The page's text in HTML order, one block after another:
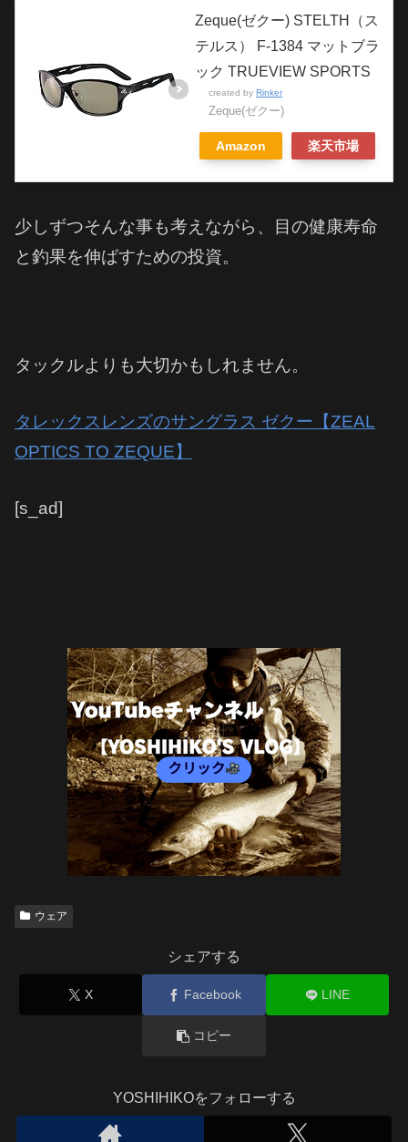
Zeque(ゼクー) STELTH（ス
テルス） F-1384 マットブラ
ック TRUEVIEW SPORTS
created by Rinker
Zeque(ゼクー)
Amazon 楽天市場
少しずつそんな事も考えながら、目の健康寿命
と釣果を伸ばすための投資。
タックルよりも大切かもしれません。
タレックスレンズのサングラス ゼクー【ZEAL
OPTICS TO ZEQUE】
[s_ad]
ウェア
シェアする
X Facebook LINE
コピー
YOSHIHIKOをフォローする